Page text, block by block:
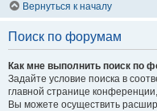
Вернуться к началу
Поиск по форумам
Как мне выполнить поиск по
Задайте условие поиска в
главной странице
Вы можете осуществить